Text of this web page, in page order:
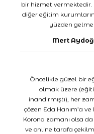
bir hizmet vermektedir.
diğer eğitim
yüzden
Mert
Öncelikle güzel bir
olmak üzere
inandırmıştı), her
çözen Eda Hanım’a
Korona zamanı olsa
ve online tarafa